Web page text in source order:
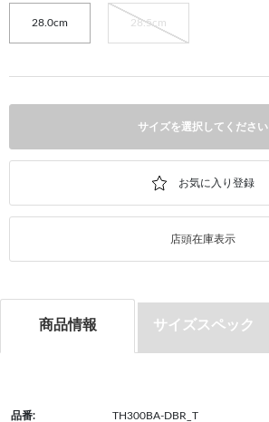
28.0cm 28.5cm
サイズを選択してください
店頭在庫表示
商品情報 サイズスペック
品番: TH300BA-DBR_T